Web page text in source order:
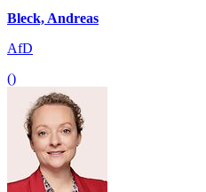
Bleck, Andreas
AfD
()